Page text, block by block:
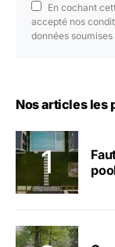
En cochant
accepté nos
données
Nos articles les